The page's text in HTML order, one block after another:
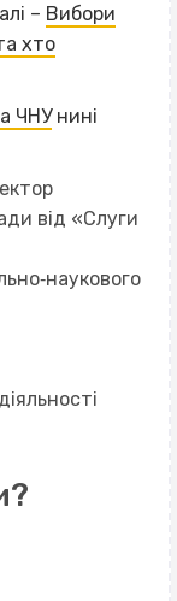
– Вибори
хто
ЧНУнині
від «Слуги